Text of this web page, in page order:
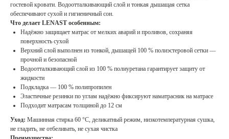
гостевой кровати. Водоотталкивающий слой и тонкая дышащая сетка
обеспечивают сухой и гигиеничный сон.
Что делает LENAST особенным:
Надёжно защищает матрас от мелких аварий и проливов, сохраняя
поверхность сухой
Верхний слой выполнен из тонкой, дышащей 100 % полиэстеровой сетки —
прочной и безопасной
Водоотталкивающий слой из 100 % полиуретана гарантирует защиту от
жидкости
Подкладка — 100 % полипропилен
Эластичные резинки по углам надёжно фиксируют наматрасник на матрасе
Подходит матрасам толщиной до 12 см
Уход: Машинная стирка 60 °C, деликатный режим, низкотемпературная сушка,
не гладить, не отбеливать, не сухая чистка